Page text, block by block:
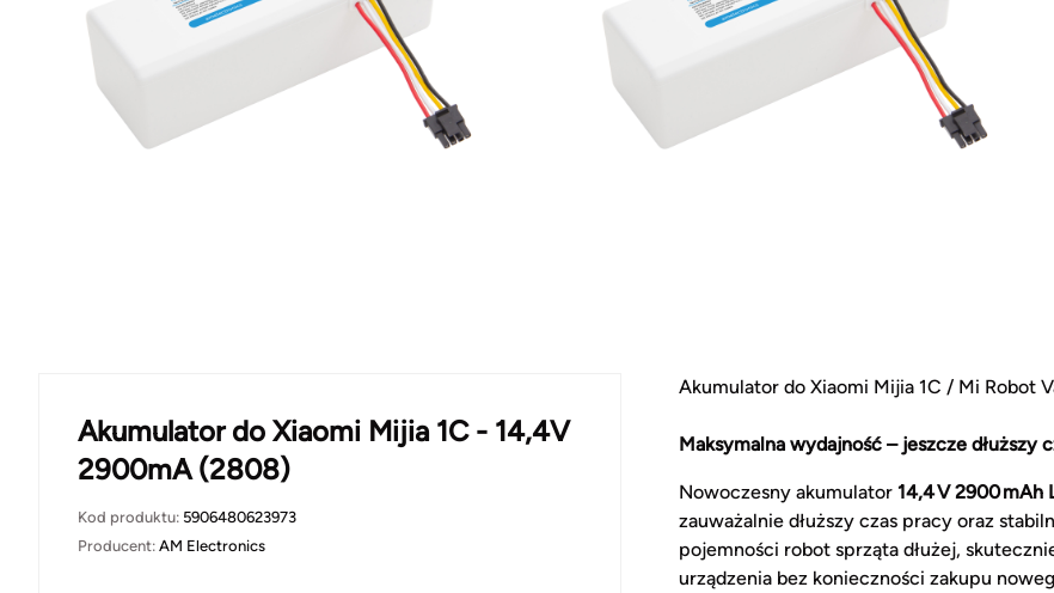
Akumulator do Xiaomi Mijia 1C - 14,4V
2900mA (2808)
Kod produktu: 5906480623973
Producent: AM Electronics
Akumulator do Xiaomi Mijia 1C / Mi Robot
Maksymalna wydajność – jeszcze
Nowoczesny akumulator 14,4 V 2900 mAh
zauważalnie dłuższy czas pracy oraz
pojemności robot sprząta dłużej,
urządzenia bez konieczności zakupu